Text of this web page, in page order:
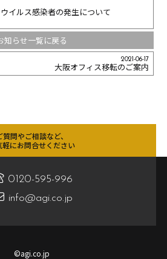
イルス感染者の発生について
知らせ一覧に戻る
2021-06-17
大阪オフィス移転のご案内
質問やご相談など、
軽にお問合せください
0120-595-996
info@agi.co.jp
©agi.co.jp